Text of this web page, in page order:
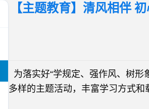
图片新闻
【主题教育】清风相伴
为落实好“学规定、强作风、树
多样的主题活动，丰富学习方式和